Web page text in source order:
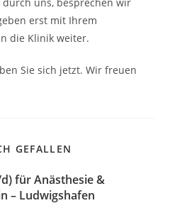
erst mit Ihrem
die Klinik weiter.
Sie sich jetzt. Wir freuen
GEFALLEN
für Anästhesie &
– Ludwigshafen